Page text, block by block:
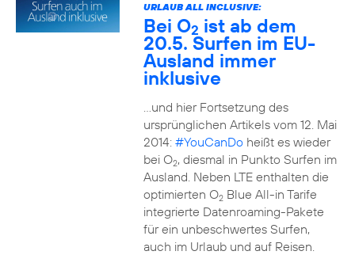
URLAUB ALL INCLUSIVE:
Bei O2 ist ab dem
20.5. Surfen im EU-
Ausland immer
inklusive
…und hier Fortsetzung des
ursprünglichen Artikels vom 12. Mai
2014: #YouCanDoheißt es wieder
bei O2, diesmal in Punkto Surfen im
Ausland. Neben LTE enthalten die
optimierten O2Blue All-in Tarife
integrierte Datenroaming-Pakete
für ein unbeschwertes Surfen,
auch im Urlaub und auf Reisen.